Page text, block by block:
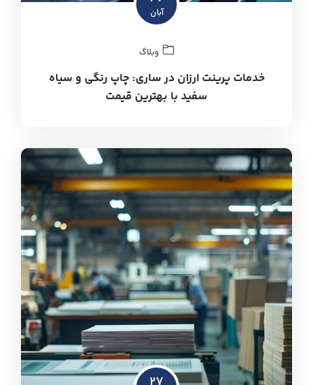
آبان
وبلاگ
خدمات پرینت ارزان در ساری: چاپ رنگی و سیاه
سفید با بهترین قیمت